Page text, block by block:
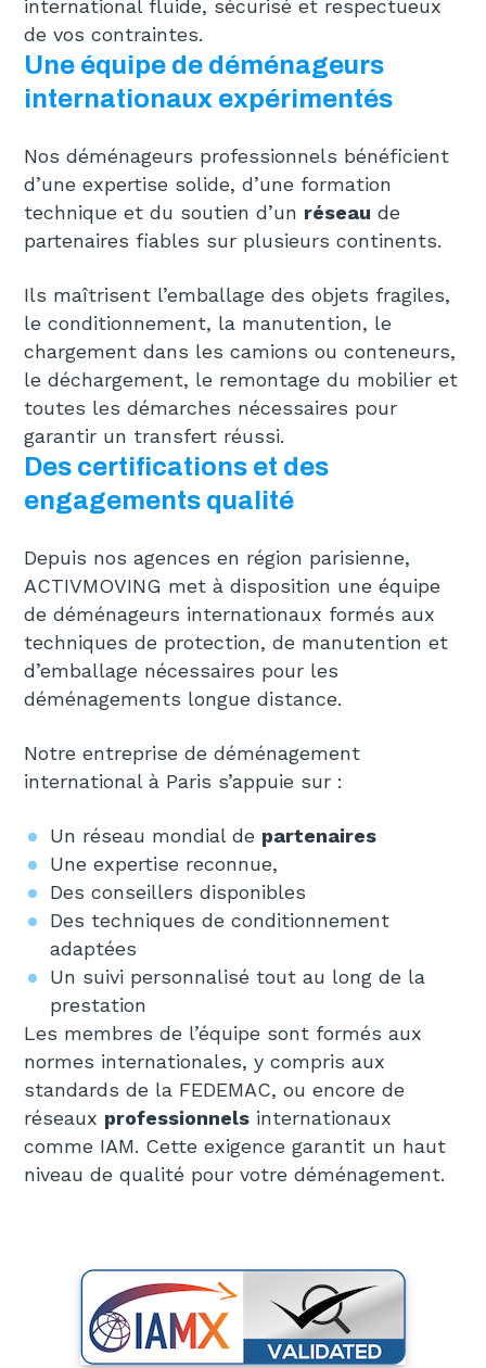
international fluide, sécurisé et respectueux
de vos contraintes.
Une équipe de déménageurs
internationaux expérimentés
Nos déménageurs professionnels bénéficient
d’une expertise solide, d’une formation
technique et du soutien d’un réseau de
partenaires fiables sur plusieurs continents.
Ils maîtrisent l’emballage des objets fragiles,
le conditionnement, la manutention, le
chargement dans les camions ou conteneurs,
le déchargement, le remontage du mobilier et
toutes les démarches nécessaires pour
garantir un transfert réussi.
Des certifications et des
engagements qualité
Depuis nos agences en région parisienne,
ACTIVMOVING met à disposition une équipe
de déménageurs internationaux formés aux
techniques de protection, de manutention et
d’emballage nécessaires pour les
déménagements longue distance.
Notre entreprise de déménagement
international à Paris s’appuie sur :
Un réseau mondial de partenaires
Une expertise reconnue,
Des conseillers disponibles
Des techniques de conditionnement
adaptées
Un suivi personnalisé tout au long de la
prestation
Les membres de l’équipe sont formés aux
normes internationales, y compris aux
standards de la FEDEMAC, ou encore de
réseaux professionnels internationaux
comme IAM. Cette exigence garantit un haut
niveau de qualité pour votre déménagement.